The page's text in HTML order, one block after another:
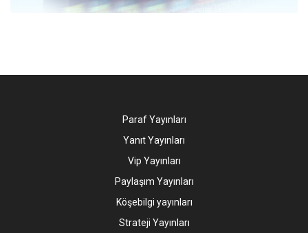
Paraf Yayınları
Yanıt Yayınları
Vip Yayınları
Paylaşım Yayınları
Köşebilgi yayınları
Strateji Yayınları